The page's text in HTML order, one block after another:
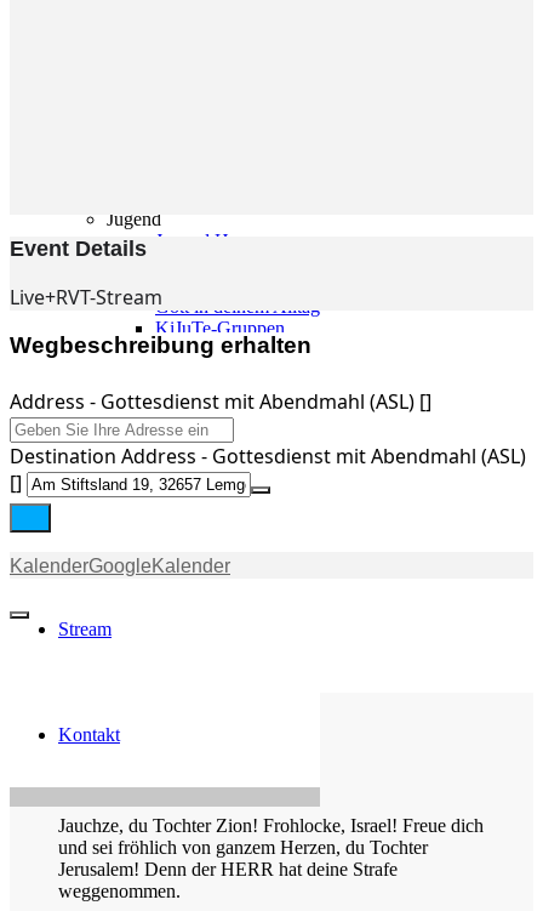
Jugend
Jugend Home
Gott in deinem Alltag
KiJuTe-Gruppen
Freizeiten 2026
Junge Erwachsene
Junge Erwachsene
Gemeinde Hameln
MBG Hameln
Stream
Kontakt
Event Details
Live+RVT-Stream
Wegbeschreibung erhalten
Address - Gottesdienst mit Abendmahl (ASL) []
Destination Address - Gottesdienst mit Abendmahl (ASL)
[]
KalenderGoogleKalender
Jauchze, du Tochter Zion! Frohlocke, Israel! Freue dich
und sei fröhlich von ganzem Herzen, du Tochter
Jerusalem! Denn der HERR hat deine Strafe
weggenommen.